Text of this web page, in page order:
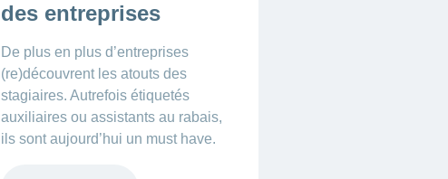
des entreprises
De plus en plus d’entreprises
(re)découvrent les atouts des
stagiaires. Autrefois étiquetés
auxiliaires ou assistants au rabais,
ils sont aujourd’hui un must have.